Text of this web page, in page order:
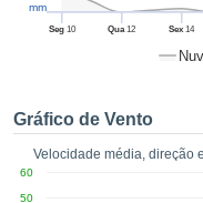
a
o
no
como
Seg10 Qua12 Sex 14
mm
Gráfico de Vento
Velocidade média, direção
50
60